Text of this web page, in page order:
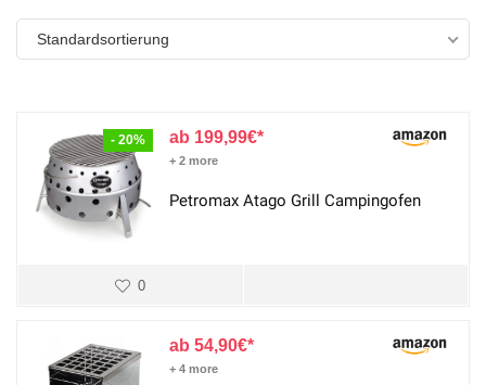
Standardsortierung
- 20% 199,99€
+ 2 more
Petromax Atago Grill Campingofen
0
54,90€
+ 4 more